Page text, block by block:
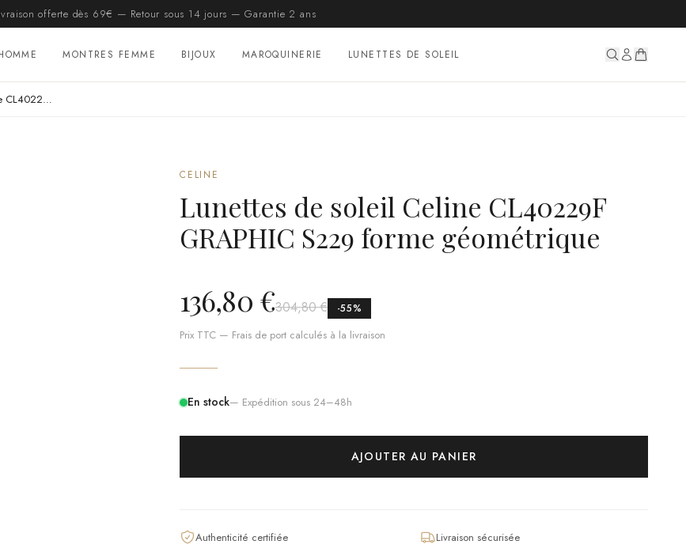
offerte dès 69€ — Retour sous 14 jours — Garantie 2 ans
MONTRES FEMME BIJOUX MAROQUINERIE LUNETTES DE SOLEIL
Lunettes de soleil Celine CL40229F GRAPHIC S229 forme géométrique
CELINE
Lunettes de soleil Celine CL40229F
GRAPHIC S229 forme géométrique
136,80 €304,80 € -55%
Prix TTC — Frais de port calculés à la livraison
En stock— Expédition sous 24–48h
AJOUTER AU PANIER
Authenticité certifiée
Livraison sécurisée